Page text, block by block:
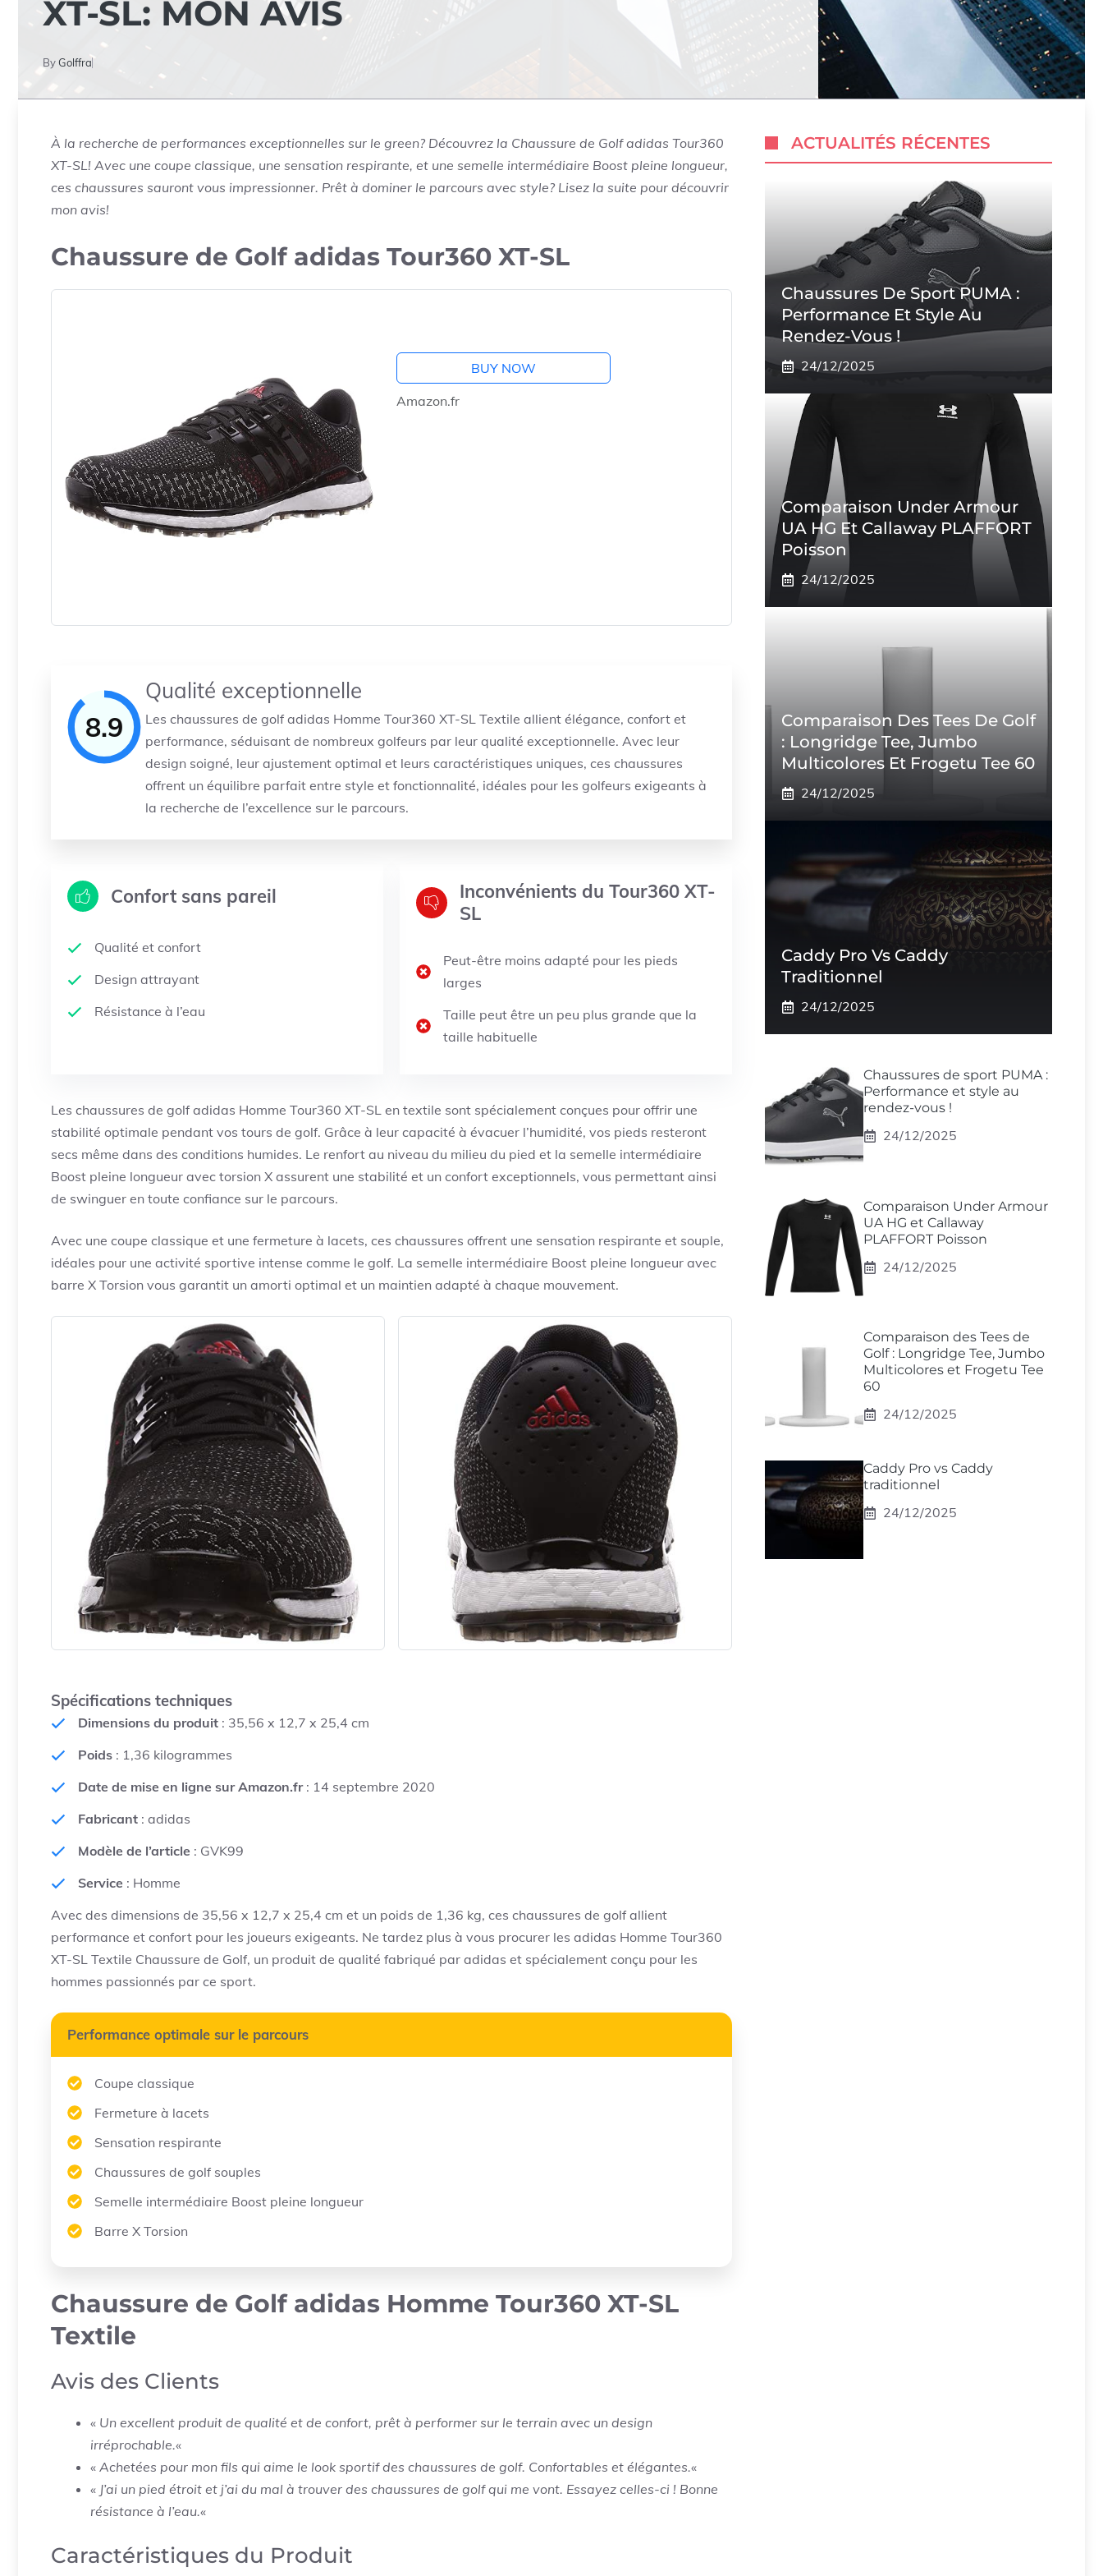
XT-SL: MON AVIS
ByGolffra
À la recherche de performances exceptionnelles sur le green? Découvrez la Chaussure de Golf adidas Tour360
XT-SL! Avec une coupe classique, une sensation respirante, et une semelle intermédiaire Boost pleine longueur,
ces chaussures sauront vous impressionner. Prêt à dominer le parcours avec style? Lisez la suite pour découvrir
mon avis!
Chaussure de Golf adidas Tour360 XT-SL
BUY NOW
Amazon.fr
8.9
Qualité exceptionnelle
Les chaussures de golf adidas Homme Tour360 XT-SL Textile allient élégance, confort et
performance, séduisant de nombreux golfeurs par leur qualité exceptionnelle. Avec leur
design soigné, leur ajustement optimal et leurs caractéristiques uniques, ces chaussures
offrent un équilibre parfait entre style et fonctionnalité, idéales pour les golfeurs exigeants à
la recherche de l’excellence sur le parcours.
Confort sans pareil
Qualité et confort
Design attrayant
Résistance à l’eau
Inconvénients du Tour360 XT-
SL
Peut-être moins adapté pour les pieds
larges
Taille peut être un peu plus grande que la
taille habituelle
Les chaussures de golf adidas Homme Tour360 XT-SL en textile sont spécialement conçues pour offrir une
stabilité optimale pendant vos tours de golf. Grâce à leur capacité à évacuer l’humidité, vos pieds resteront
secs même dans des conditions humides. Le renfort au niveau du milieu du pied et la semelle intermédiaire
Boost pleine longueur avec torsion X assurent une stabilité et un confort exceptionnels, vous permettant ainsi
de swinguer en toute confiance sur le parcours.
Avec une coupe classique et une fermeture à lacets, ces chaussures offrent une sensation respirante et souple,
idéales pour une activité sportive intense comme le golf. La semelle intermédiaire Boost pleine longueur avec
barre X Torsion vous garantit un amorti optimal et un maintien adapté à chaque mouvement.
Spécifications techniques
Dimensions du produit : 35,56 x 12,7 x 25,4 cm
Poids : 1,36 kilogrammes
Date de mise en ligne sur Amazon.fr : 14 septembre 2020
Fabricant : adidas
Modèle de l’article : GVK99
Service : Homme
Avec des dimensions de 35,56 x 12,7 x 25,4 cm et un poids de 1,36 kg, ces chaussures de golf allient
performance et confort pour les joueurs exigeants. Ne tardez plus à vous procurer les adidas Homme Tour360
XT-SL Textile Chaussure de Golf, un produit de qualité fabriqué par adidas et spécialement conçu pour les
hommes passionnés par ce sport.
Performance optimale sur le parcours
Coupe classique
Fermeture à lacets
Sensation respirante
Chaussures de golf souples
Semelle intermédiaire Boost pleine longueur
Barre X Torsion
Chaussure de Golf adidas Homme Tour360 XT-SL
Textile
Avis des Clients
« Un excellent produit de qualité et de confort, prêt à performer sur le terrain avec un design
irréprochable.«
« Achetées pour mon fils qui aime le look sportif des chaussures de golf. Confortables et élégantes.«
« J’ai un pied étroit et j’ai du mal à trouver des chaussures de golf qui me vont. Essayez celles-ci ! Bonne
résistance à l’eau.«
Caractéristiques du Produit
ACTUALITÉS RÉCENTES
Chaussures De Sport PUMA :
Performance Et Style Au
Rendez-Vous !
24/12/2025
Comparaison Under Armour
UA HG Et Callaway PLAFFORT
Poisson
24/12/2025
Comparaison Des Tees De Golf
: Longridge Tee, Jumbo
Multicolores Et Frogetu Tee 60
24/12/2025
Caddy Pro Vs Caddy
Traditionnel
24/12/2025
Chaussures de sport PUMA :
Performance et style au
rendez-vous !
24/12/2025
Comparaison Under Armour
UA HG et Callaway
PLAFFORT Poisson
24/12/2025
Comparaison des Tees de
Golf : Longridge Tee, Jumbo
Multicolores et Frogetu Tee
60
24/12/2025
Caddy Pro vs Caddy
traditionnel
24/12/2025